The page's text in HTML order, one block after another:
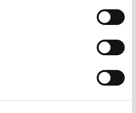
concernant les
produits
l’information sur les